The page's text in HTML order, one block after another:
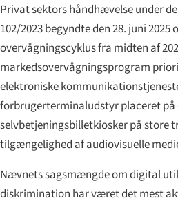
Privat sektors håndhævelse under
102/2023 begyndte den 28. juni 2025
overvågningscyklus fra midten af
markedsovervågningsprogram
elektroniske
forbrugerterminaludstyr placeret på
selvbetjeningsbilletkiosker på store
tilgængelighed af audiovisuelle
Nævnets sagsmængde om digital
diskrimination har været det mest